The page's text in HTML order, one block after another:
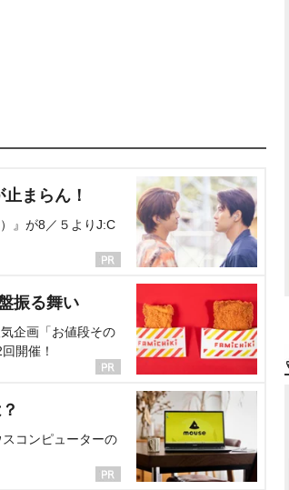
まらん！
』が8／５よりJ:C
振る舞い
企画「お値段その
開催！
コンピューターの